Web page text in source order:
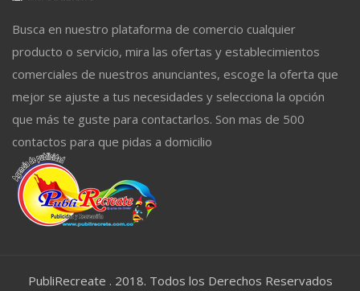
Busca en nuestro plataforma de comercio cualquier
producto o servicio, mira las ofertas y establecimientos
comerciales de nuestros anunciantes, escoge la oferta que
mejor se ajuste a tus necesidades y selecciona la opción
que más te guste para contactarlos. Son mas de 500
contactos para que pidas a domicilio
PubliRecreate . 2018. Todos los Derechos Reservados